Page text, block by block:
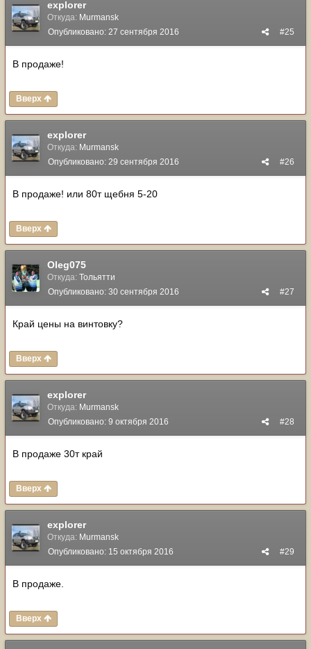
explorer
Откуда: Murmansk
#25
Опубликовано: 27 сентября 2016
В продаже!
Вверх
explorer
Откуда: Murmansk
#26
Опубликовано: 29 сентября 2016
В продаже! или 80т щебня 5-20
Вверх
Oleg075
Откуда: Тольятти
#27
Опубликовано: 30 сентября 2016
Край цены на винтовку?
Вверх
explorer
Откуда: Murmansk
#28
Опубликовано: 9 октября 2016
В продаже 30т край
Вверх
explorer
Откуда: Murmansk
#29
Опубликовано: 15 октября 2016
В продаже.
Вверх